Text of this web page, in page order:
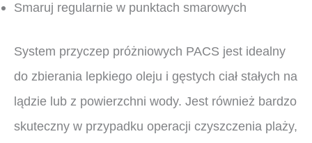
Smaruj regularnie w punktach smarowych
System przyczep próżniowych PACS jest idealny
do zbierania lepkiego oleju i gęstych ciał stałych na
lądzie lub z powierzchni wody. Jest również bardzo
skuteczny w przypadku operacji czyszczenia plaży,